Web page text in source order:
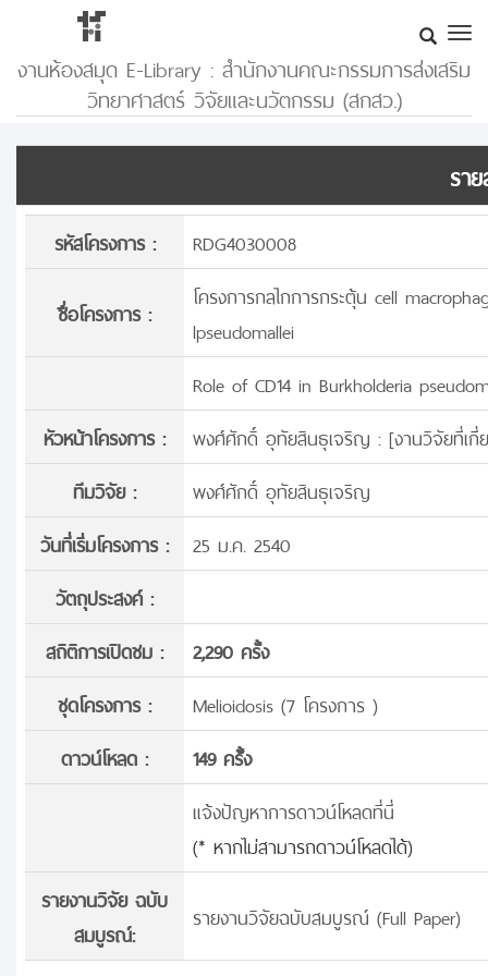
งานห้องสมุด E-Library : สำนักงานคณะกรรมการส่งเสริม
วิทยาศาสตร์ วิจัยและนวัตกรรม (สกสว.)
รา
รหัสโครงการ : RDG4030008
ชื่อโครงการ :
โครงการกลไกการกระตุ้น cell
lpseudomallei
Role of CD14 in Burkholderia
หัวหน้าโครงการ :
พงศ์ศักดิ์ อุทัยสินธุเจริญ : [งานวิจัยที่เ
ทีมวิจัย :
พงศ์ศักดิ์ อุทัยสินธุเจริญ
วันที่เริ่มโครงการ :
25 ม.ค. 2540
วัตถุประสงค์ :
สถิติการเปิดชม :
2,290 ครั้ง
ชุดโครงการ :
Melioidosis (7 โครงการ )
ดาวน์โหลด :
149 ครั้้ง
แจ้งปัญหาการดาวน์โหลดที่นี่
(* หากไม่สามารถดาวน์โหลดได้)
รายงานวิจัย ฉบับ
สมบูรณ์:
รายงานวิจัยฉบับสมบูรณ์ (Full Paper)